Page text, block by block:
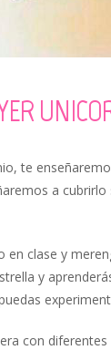
te
a
en clase y
y
con